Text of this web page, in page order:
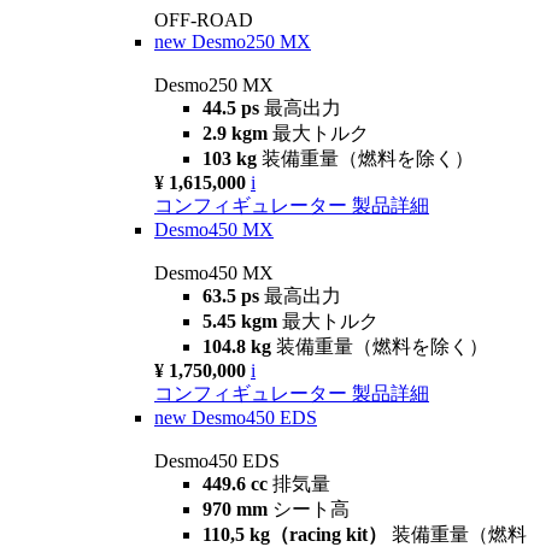
OFF-ROAD
new Desmo250 MX
Desmo250 MX
44.5 ps 最高出力
2.9 kgm 最大トルク
103 kg 装備重量（燃料を除く）
¥ 1,615,000 i
コンフィギュレーター 製品詳細
Desmo450 MX
Desmo450 MX
63.5 ps 最高出力
5.45 kgm 最大トルク
104.8 kg 装備重量（燃料を除く）
¥ 1,750,000 i
コンフィギュレーター 製品詳細
new Desmo450 EDS
Desmo450 EDS
449.6 cc 排気量
970 mm シート高
110,5 kg（racing kit） 装備重量（燃料